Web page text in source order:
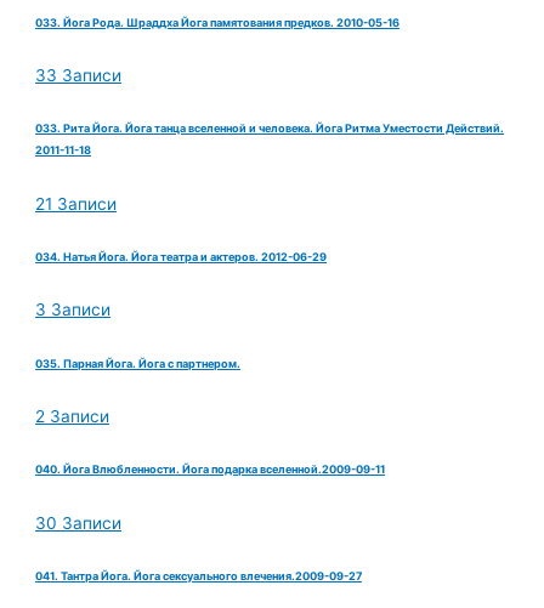
033. Йога Рода. Шраддха Йога памятования предков. 2010-05-16
33 Записи
033. Рита Йога. Йога танца вселенной и человека. Йога Ритма Уместости Действий.
2011-11-18
21 Записи
034. Натья Йога. Йога театра и актеров. 2012-06-29
3 Записи
035. Парная Йога. Йога с партнером.
2 Записи
040. Йога Влюбленности. Йога подарка вселенной.2009-09-11
30 Записи
041. Тантра Йога. Йога сексуального влечения.2009-09-27